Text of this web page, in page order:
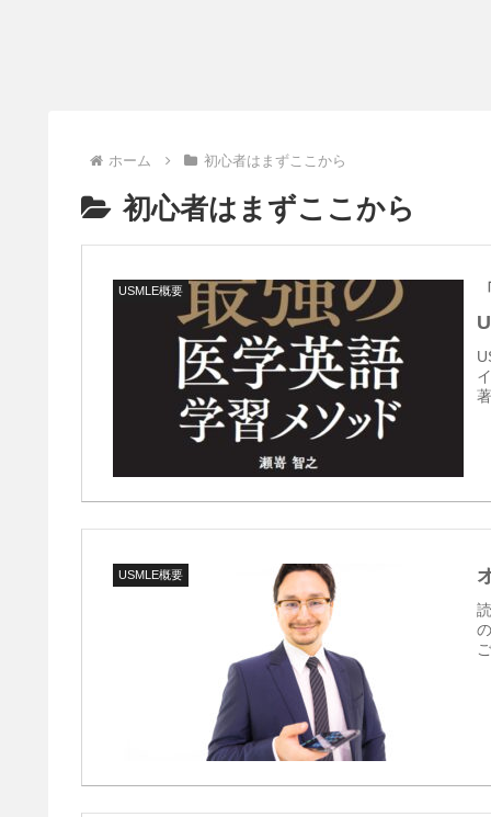
ホーム 初心者はまずここから
初心者はまずここから
USMLE概要
USMLE概要